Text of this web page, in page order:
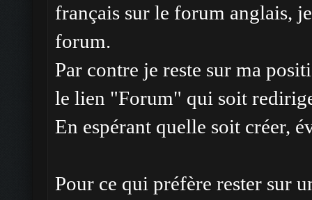
français sur le forum anglais,
forum.
Par contre je reste sur ma
le lien "Forum" qui soit
En espérant quelle soit créer,
Pour ce qui préfère rester sur